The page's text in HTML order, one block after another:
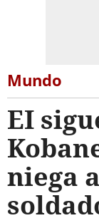
Mundo
EI
niega